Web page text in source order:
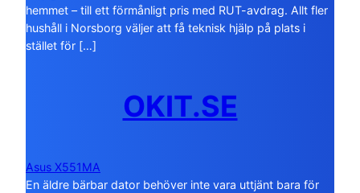
hemmet – till ett förmånligt pris med RUT-avdrag. Allt fler
hushåll i Norsborg väljer att få teknisk hjälp på plats i
stället för […]
OKIT.SE
Asus X551MA
En äldre bärbar dator behöver inte vara uttjänt bara för